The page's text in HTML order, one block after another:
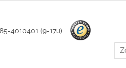
4010401 (9-17u)
for: